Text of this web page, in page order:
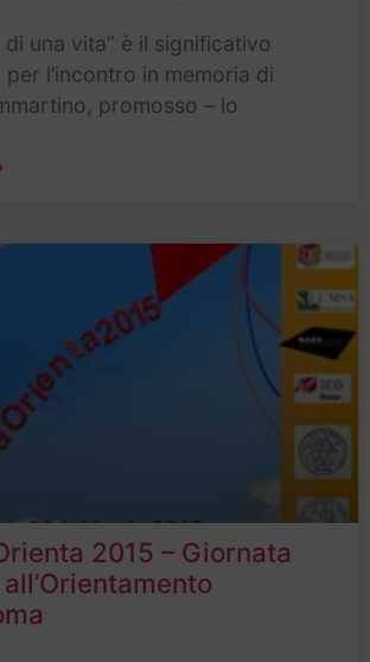
di una vita” è il significativo
l’incontro in memoria di
promosso – lo
2015 – Giornata